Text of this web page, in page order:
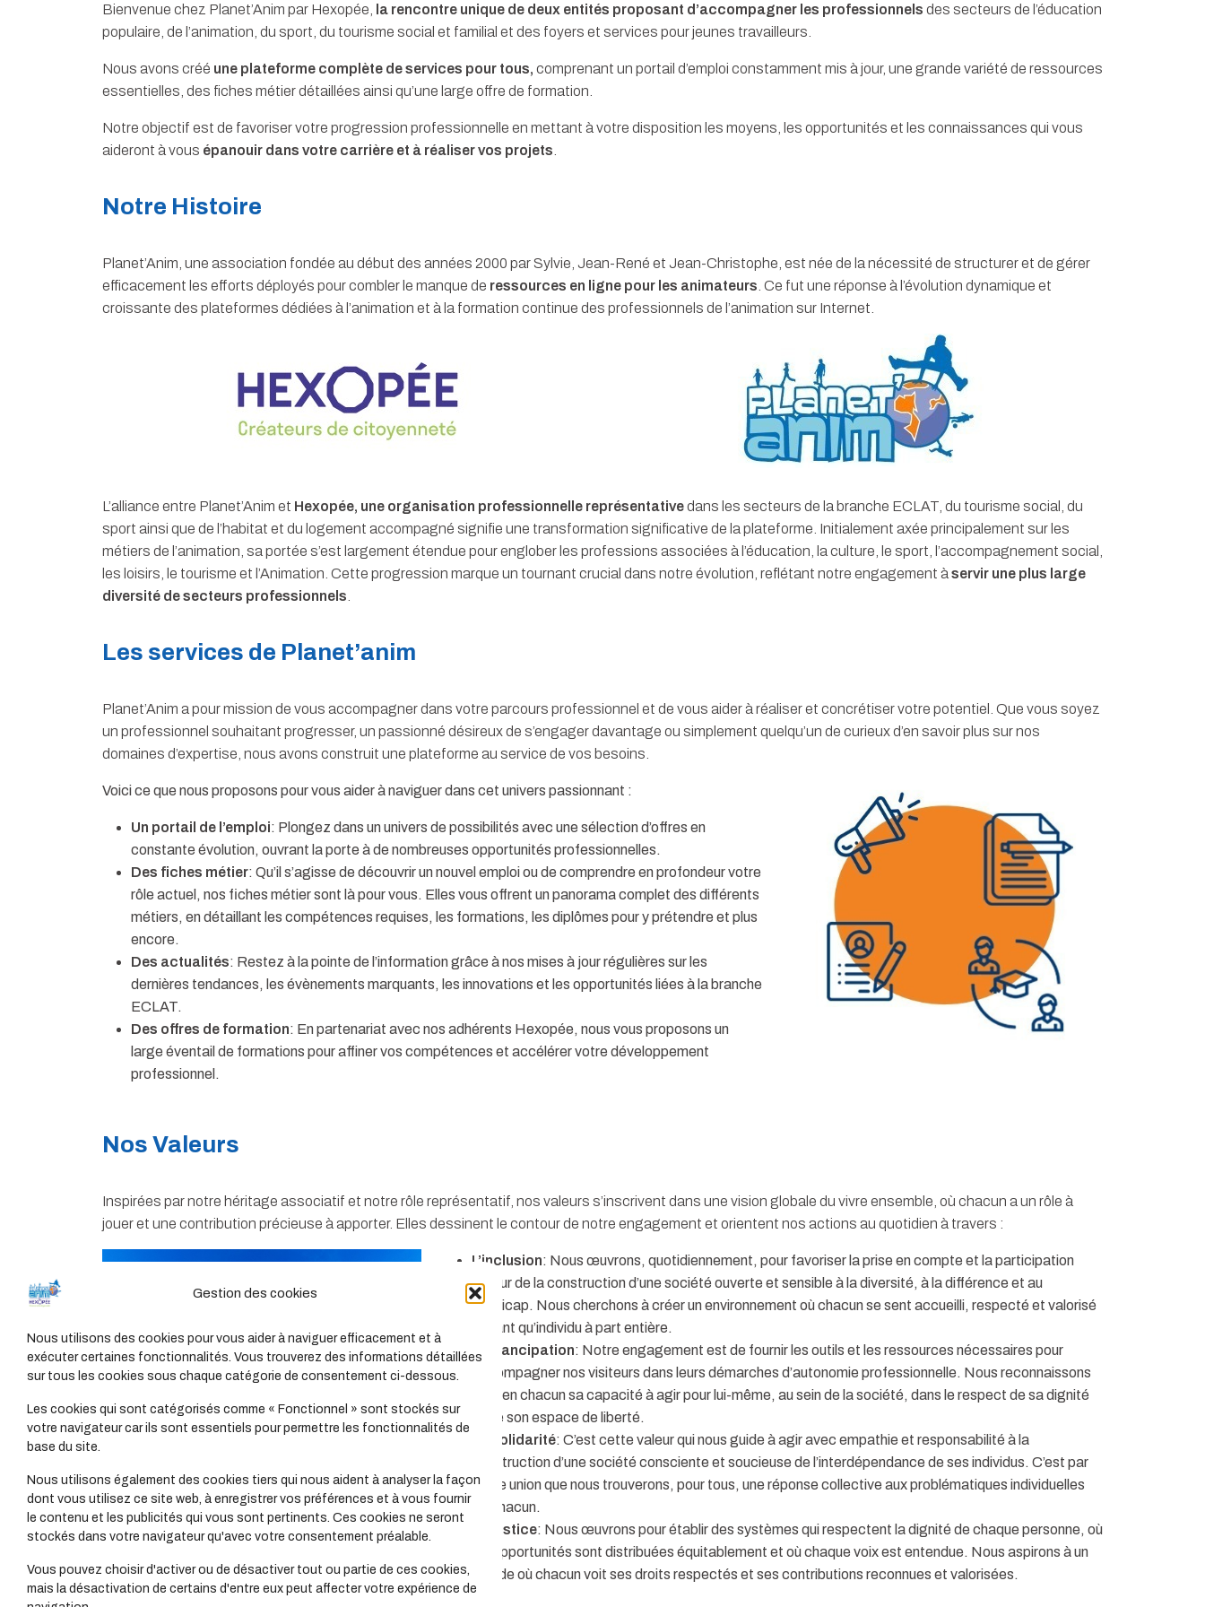
Gestion des cookies
Nous utilisons des cookies pour vous aider à naviguer efficacement et à
exécuter certaines fonctionnalités. Vous trouverez des informations détaillées
sur tous les cookies sous chaque catégorie de consentement ci-dessous.
Les cookies qui sont catégorisés comme « Fonctionnel » sont stockés sur
votre navigateur car ils sont essentiels pour permettre les fonctionnalités de
base du site.
Nous utilisons également des cookies tiers qui nous aident à analyser la façon
dont vous utilisez ce site web, à enregistrer vos préférences et à vous fournir
le contenu et les publicités qui vous sont pertinents. Ces cookies ne seront
stockés dans votre navigateur qu'avec votre consentement préalable.
Vous pouvez choisir d'activer ou de désactiver tout ou partie de ces cookies,
mais la désactivation de certains d'entre eux peut affecter votre expérience de
Bienvenue chez Planet’Anim par Hexopée, la rencontre unique de deux entités proposant d’accompagner les professionnels des secteurs de l’éducation
populaire, de l’animation, du sport, du tourisme social et familial et des foyers et services pour jeunes travailleurs.
Nous avons créé une plateforme complète de services pour tous, comprenant un portail d’emploi constamment mis à jour, une grande variété de ressources
essentielles, des fiches métier détaillées ainsi qu’une large offre de formation.
Notre objectif est de favoriser votre progression professionnelle en mettant à votre disposition les moyens, les opportunités et les connaissances qui vous
aideront à vous épanouir dans votre carrière et à réaliser vos projets
Notre Histoire
Planet’Anim, une association fondée au début des années 2000 par Sylvie, Jean-René et Jean-Christophe, est née de la nécessité de structurer et de gérer
efficacement les efforts déployés pour combler le manque de ressources en ligne pour les animateurs . Ce fut une réponse à l’évolution dynamique et
croissante des plateformes dédiées à l’animation et à la formation continue des professionnels de l’animation sur Internet.
L’alliance entre Planet’Anim et Hexopée, une organisation professionnelle représentativedans les secteurs de la branche ECLAT, du tourisme social, du
sport ainsi que de l’habitat et du logement accompagné signifie une transformation significative de la plateforme. Initialement axée principalement sur les
métiers de l’animation, sa portée s’est largement étendue pour englober les professions associées à l’éducation, la culture, le sport, l’accompagnement social,
les loisirs, le tourisme et l’Animation. Cette progression marque un tournant crucial dans notre évolution, reflétant notre engagement à servir une plus large
diversité de secteurs professionnels
Les services de Planet’anim
Planet’Anim a pour mission de vous accompagner dans votre parcours professionnel et de vous aider à réaliser et concrétiser votre potentiel. Que vous soyez
un professionnel souhaitant progresser, un passionné désireux de s’engager davantage ou simplement quelqu’un de curieux d’en savoir plus sur nos
domaines d’expertise, nous avons construit une plateforme au service de vos besoins.
Voici ce que nous proposons pour vous aider à naviguer dans cet univers passionnant :
Un portail de l’emploi: Plongez dans un univers de possibilités avec une sélection d’offres en
constante évolution, ouvrant la porte à de nombreuses opportunités professionnelles.
Des fiches métier: Qu’il s’agisse de découvrir un nouvel emploi ou de comprendre en profondeur votre
rôle actuel, nos fiches métier sont là pour vous. Elles vous offrent un panorama complet des différents
métiers, en détaillant les compétences requises, les formations, les diplômes pour y prétendre et plus
encore.
Des actualités: Restez à la pointe de l’information grâce à nos mises à jour régulières sur les
dernières tendances, les évènements marquants, les innovations et les opportunités liées à la branche
ECLAT.
Des offres de formation: En partenariat avec nos adhérents Hexopée, nous vous proposons un
large éventail de formations pour affiner vos compétences et accélérer votre développement
professionnel.
Nos Valeurs
Inspirées par notre héritage associatif et notre rôle représentatif, nos valeurs s’inscrivent dans une vision globale du vivre ensemble, où chacun a un rôle à
jouer et une contribution précieuse à apporter. Elles dessinent le contour de notre engagement et orientent nos actions au quotidien à travers :
L’inclusion: Nous œuvrons, quotidiennement, pour favoriser la prise en compte et la participation
autour de la construction d’une société ouverte et sensible à la diversité, à la différence et au
handicap. Nous cherchons à créer un environnement où chacun se sent accueilli, respecté et valorisé
en tant qu’individu à part entière.
L’émancipation: Notre engagement est de fournir les outils et les ressources nécessaires pour
accompagner nos visiteurs dans leurs démarches d’autonomie professionnelle. Nous reconnaissons
ainsi en chacun sa capacité à agir pour lui-même, au sein de la société, dans le respect de sa dignité
et de son espace de liberté.
La solidarité: C’est cette valeur qui nous guide à agir avec empathie et responsabilité à la
construction d’une société consciente et soucieuse de l’interdépendance de ses individus. C’est par
cette union que nous trouverons, pour tous, une réponse collective aux problématiques individuelles
de chacun.
La justice: Nous œuvrons pour établir des systèmes qui respectent la dignité de chaque personne, où
les opportunités sont distribuées équitablement et où chaque voix est entendue. Nous aspirons à un
monde où chacun voit ses droits respectés et ses contributions reconnues et valorisées.